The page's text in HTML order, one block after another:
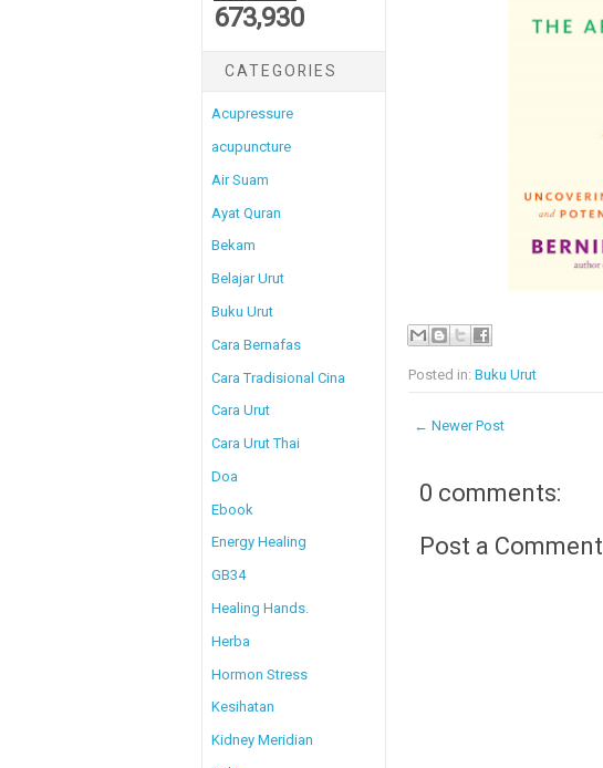
673,930
CATEGORIES
Acupressure
acupuncture
Air Suam
Ayat Quran
Bekam
Belajar Urut
Buku Urut
Cara Bernafas
Cara Tradisional Cina
Cara Urut
Cara Urut Thai
Doa
Ebook
Energy Healing
GB34
Healing Hands.
Herba
Hormon Stress
Kesihatan
Kidney Meridian
Posted in: Buku Urut
← Newer Post
0 comments:
Post a Comment